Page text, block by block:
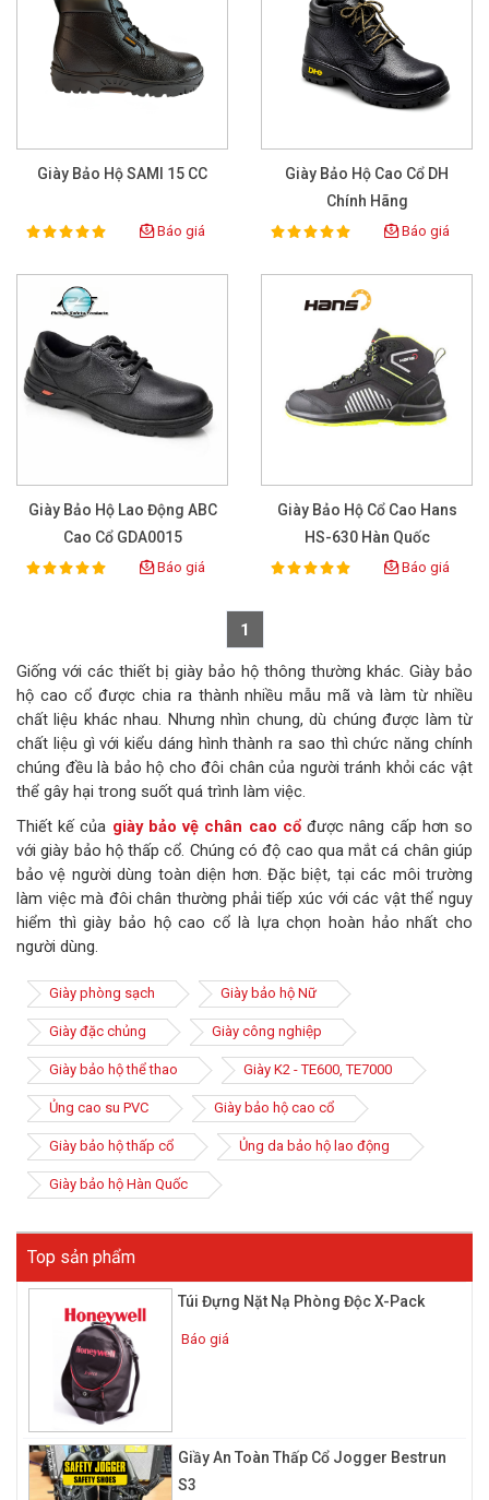
Giày Bảo Hộ SAMI 15 CC
Rating:
100% Báo giá
Giày Bảo Hộ Cao Cổ DH
Chính Hãng
Rating:
100% Báo giá
Giày Bảo Hộ Lao Động ABC
Cao Cổ GDA0015
Rating:
100% Báo giá
Giày Bảo Hộ Cổ Cao Hans
HS-630 Hàn Quốc
Rating:
100% Báo giá
1
Giống với các thiết bị giày bảo hộ thông thường khác. Giày bảo
hộ cao cổ được chia ra thành nhiều mẫu mã và làm từ nhiều
chất liệu khác nhau. Nhưng nhìn chung, dù chúng được làm từ
chất liệu gì với kiểu dáng hình thành ra sao thì chức năng chính
chúng đều là bảo hộ cho đôi chân của người tránh khỏi các vật
thể gây hại trong suốt quá trình làm việc.
Thiết kế của giày bảo vệ chân cao cổđược nâng cấp hơn so
với giày bảo hộ thấp cổ. Chúng có độ cao qua mắt cá chân giúp
bảo vệ người dùng toàn diện hơn. Đặc biệt, tại các môi trường
làm việc mà đôi chân thường phải tiếp xúc với các vật thể nguy
hiểm thì giày bảo hộ cao cổ là lựa chọn hoàn hảo nhất cho
người dùng.
Giày phòng sạch Giày bảo hộ Nữ
Giày đặc chủng Giày công nghiệp
Giày bảo hộ thể thao Giày K2 - TE600, TE7000
Ủng cao su PVC Giày bảo hộ cao cổ
Giày bảo hộ thấp cổ Ủng da bảo hộ lao động
Giày bảo hộ Hàn Quốc
Top sản phẩm
Túi Đựng Nặt Nạ Phòng Độc X-Pack
Báo giá
Giầy An Toàn Thấp Cổ Jogger Bestrun
S3